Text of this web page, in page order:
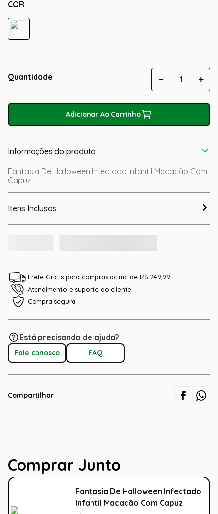
COR
Quantidade ＋
－
Adicionar Ao Carrinho
Informações do produto
Fantasia De Halloween Infectado Infantil Macacão Com
Capuz
Itens Inclusos
Frete Grátis para compras acima de R$ 249,99
Atendimento e suporte ao cliente
Compra segura
Está precisando de ajuda?
Fale conosco FAQ
Compartilhar
Comprar Junto
Fantasia De Halloween Infectado
Infantil Macacão Com Capuz